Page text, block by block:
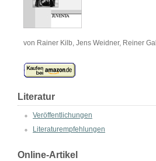
von Rainer Kilb, Jens Weidner, Reiner Gall
Literatur
Veröffentlichungen
Literaturempfehlungen
Online-Artikel